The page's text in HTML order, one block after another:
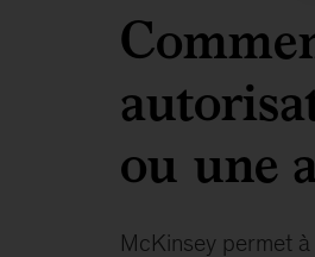
ou une
McKinsey permet